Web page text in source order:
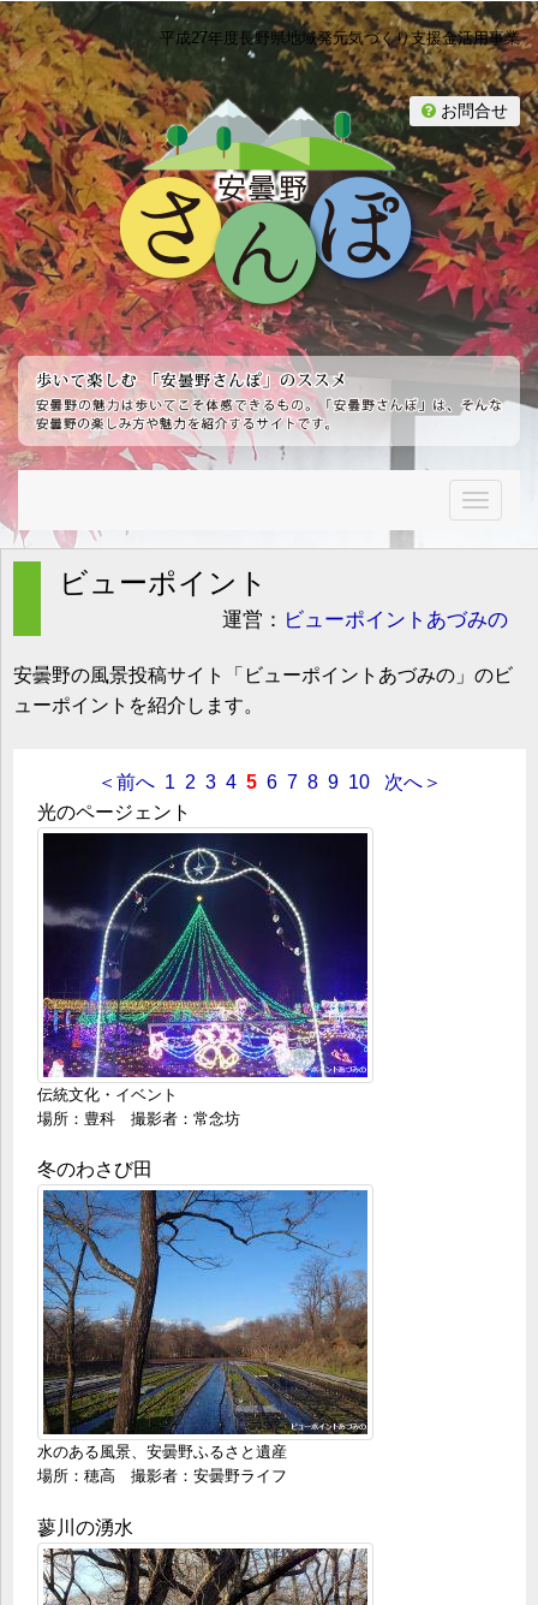
お問合せ
平成27年度長野県地域発元気づくり支援金活用事業
T
o
g
n
a
i
ビューポイント
運営： ビューポイントあづみの
安曇野の風景投稿サイト「ビューポイントあづみの」のビ
ューポイントを紹介します。
＜前へ 1 2 3 4 5 6 7 8 9 10
次へ＞
光のページェント
伝統文化・イベント
場所：豊科 撮影者：常念坊
冬のわさび田
水のある風景、安曇野ふるさと遺産
場所：穂高 撮影者：安曇野ライフ
蓼川の湧水